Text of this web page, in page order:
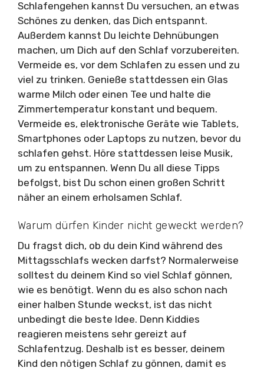
Schlafengehen kannst Du versuchen, an etwas
Schönes zu denken, das Dich entspannt.
Außerdem kannst Du leichte Dehnübungen
machen, um Dich auf den Schlaf vorzubereiten.
Vermeide es, vor dem Schlafen zu essen und zu
viel zu trinken. Genieße stattdessen ein Glas
warme Milch oder einen Tee und halte die
Zimmertemperatur konstant und bequem.
Vermeide es, elektronische Geräte wie Tablets,
Smartphones oder Laptops zu nutzen, bevor du
schlafen gehst. Höre stattdessen leise Musik,
um zu entspannen. Wenn Du all diese Tipps
befolgst, bist Du schon einen großen Schritt
näher an einem erholsamen Schlaf.
Warum dürfen Kinder nicht geweckt werden?
Du fragst dich, ob du dein Kind während des
Mittagsschlafs wecken darfst? Normalerweise
solltest du deinem Kind so viel Schlaf gönnen,
wie es benötigt. Wenn du es also schon nach
einer halben Stunde weckst, ist das nicht
unbedingt die beste Idee. Denn Kiddies
reagieren meistens sehr gereizt auf
Schlafentzug. Deshalb ist es besser, deinem
Kind den nötigen Schlaf zu gönnen, damit es